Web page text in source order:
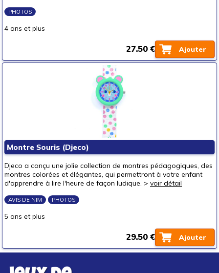
PHOTOS
4 ans et plus
Ajouter
27.50 €
Montre Souris (Djeco)
Djeco a conçu une jolie collection de montres pédagogiques, des
montres colorées et élégantes, qui permettront à votre enfant
d'apprendre à lire l'heure de façon ludique. > voir détail
AVIS DE NIM PHOTOS
5 ans et plus
Ajouter
29.50 €